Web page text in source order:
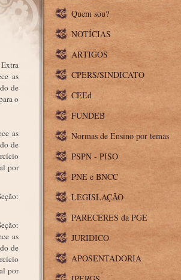
as
de
o
as
de
por
as
de
por
Quem sou?
NOTÍCIAS
ARTIGOS
CPERS/SINDICATO
CEEd
FUNDEB
Normas de Ensino por temas
PSPN - PISO
PNE e BNCC
LEGISLAÇÃO
PARECERES da PGE
JURIDICO
APOSENTADORIA